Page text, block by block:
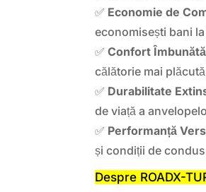
✅ Economie de
economisești bani
✅Confort
călătorie mai
✅ Durabilitate
de viață a
✅ Performanță
și condiții de
Despre ROADX-